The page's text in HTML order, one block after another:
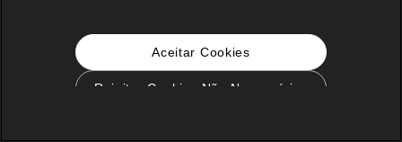
Aceitar Cookies
Rejeitar Cookies Não Necessários